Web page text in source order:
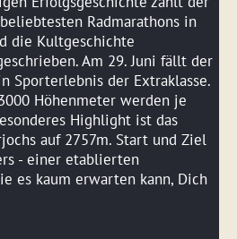
Radmarathons in
die Kultgeschichte
Am 29. Juni fällt der
Sporterlebnis der Extraklasse.
Höhenmeter werden je
Highlight ist das
auf 2757m. Start und Ziel
- einer etablierten
es kaum erwarten kann, Dich